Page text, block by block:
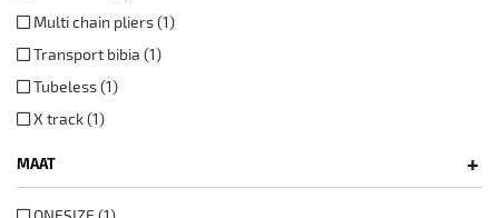
Multi chain pliers (1)
Transport bibia (1)
Tubeless (1)
X track (1)
MAAT +